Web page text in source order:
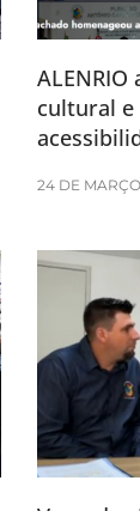
cultural
24 DE